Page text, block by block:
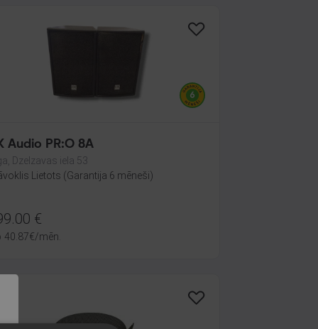
HK Audio PR:O 8A
Dzelzavas iela 53
Lietots (Garantija 6 mēneši)
€
40.87€/mēn.